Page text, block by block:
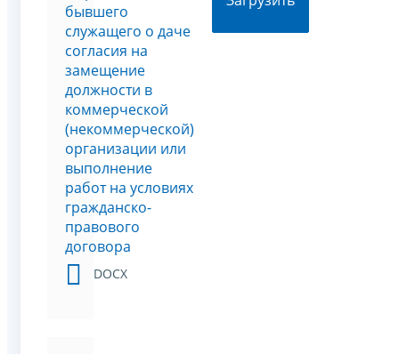
бывшего
служащего о даче
согласия на
замещение
должности в
коммерческой
(некоммерческой)
организации или
выполнение
работ на условиях
гражданско-
правового
договора
DOCX